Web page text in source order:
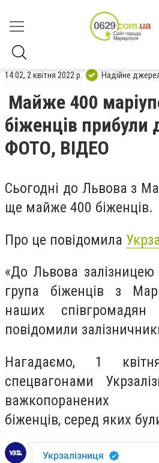
14:02, 2 квітня 2022 р. Надійне
Майже 400
біженців прибули
ФОТО, ВІДЕО
Сьогодні до Львова з
ще майже 400 біженців.
Про це повідомила
«До Львова залізницею
група біженців з
наших
повідомили
Нагадаємо, 1
спецвагонами
важкопоранених
біженців, серед яких